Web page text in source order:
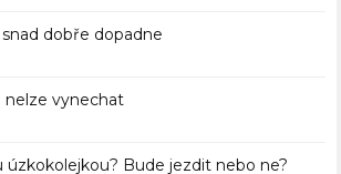
dobře dopadne
nelze vynechat
úzkokolejkou? Bude jezdit nebo ne?